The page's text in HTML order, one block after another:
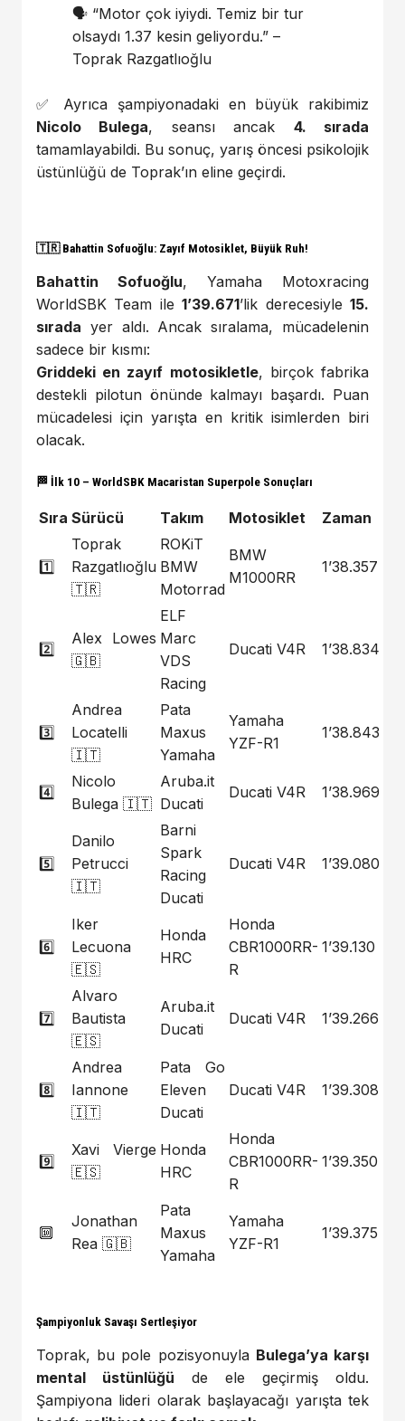
🗣️ “Motor çok iyiydi. Temiz bir tur
olsaydı 1.37 kesin geliyordu.” –
Toprak Razgatlıoğlu
✅ Ayrıca şampiyonadaki en büyük rakibimiz
Nicolo Bulega, seansı ancak 4. sırada
tamamlayabildi. Bu sonuç, yarış öncesi psikolojik
üstünlüğü de Toprak’ın eline geçirdi.
🇹🇷 Bahattin Sofuoğlu: Zayıf Motosiklet, Büyük Ruh!
Bahattin Sofuoğlu, Yamaha Motoxracing
WorldSBK Team ile1’39.671’lik derecesiyle15.
sırada yer aldı. Ancak sıralama, mücadelenin
sadece bir kısmı:
Griddeki en zayıf motosikletle, birçok fabrika
destekli pilotun önünde kalmayı başardı. Puan
mücadelesi için yarışta en kritik isimlerden biri
olacak.
🏁 İlk 10 – WorldSBK Macaristan Superpole Sonuçları
Sıra Sürücü Takım Motosiklet Zaman
1️⃣
Toprak
Razgatlıoğlu
🇹🇷
ROKiT
BMW
Motorrad
BMW
M1000RR
1’38.357
2️⃣
Alex Lowes
🇬🇧
ELF
Marc
VDS
Racing
Ducati V4R 1’38.834
3️⃣
Andrea
Locatelli
🇮🇹
Pata
Maxus
Yamaha
Yamaha
YZF-R1
1’38.843
4️⃣
Nicolo
Bulega 🇮🇹
Aruba.it
Ducati
Ducati V4R 1’38.969
5️⃣
Danilo
Petrucci
🇮🇹
Barni
Spark
Racing
Ducati
Ducati V4R 1’39.080
6️⃣
Iker
Lecuona
🇪🇸
Honda
HRC
Honda
CBR1000RR-
R
1’39.130
7️⃣
Alvaro
Bautista
🇪🇸
Aruba.it
Ducati
Ducati V4R 1’39.266
8️⃣
Andrea
Iannone
🇮🇹
Pata Go
Eleven
Ducati
Ducati V4R 1’39.308
9️⃣
Xavi Vierge
🇪🇸
Honda
HRC
Honda
CBR1000RR-
R
1’39.350
🔟
Jonathan
Rea 🇬🇧
Pata
Maxus
Yamaha
Yamaha
YZF-R1
1’39.375
Şampiyonluk Savaşı Sertleşiyor
Toprak, bu pole pozisyonuyla Bulega’ya karşı
mental üstünlüğü de ele geçirmiş oldu.
Şampiyona lideri olarak başlayacağı yarışta tek